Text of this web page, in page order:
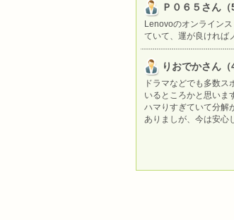
Ｐ０６５さん（
Lenovoのオンライン
ていて、運が良ければ
りおでかさん（
ドラマなどでも多数
いるところかと思いま
ハマりすぎていて分解
ありましが、今は安心